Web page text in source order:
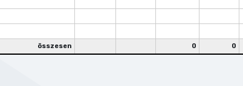
összesen
0 0